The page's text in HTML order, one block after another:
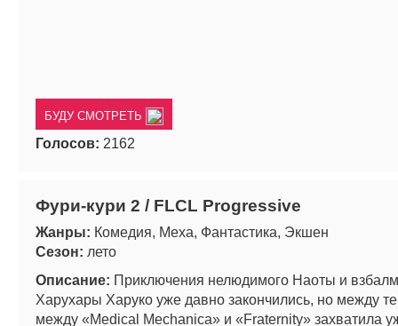
БУДУ СМОТРЕТЬ
Голосов: 2162
Фури-кури 2 / FLCL Progressive
Жанры: Комедия, Меха, Фантастика, Экшен
Сезон: лето
Описание: Приключения нелюдимого Наоты и
Харухары Харуко уже давно закончились, но между
между «Medical Mechanica» и «Fraternity» захватила